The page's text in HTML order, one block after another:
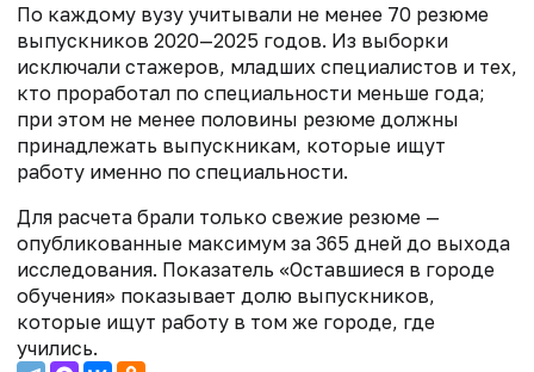
По каждому вузу учитывали не менее 70 резюме
выпускников 2020—2025 годов. Из выборки
исключали стажеров, младших специалистов и тех,
кто проработал по специальности меньше года;
при этом не менее половины резюме должны
принадлежать выпускникам, которые ищут
работу именно по специальности.
Для расчета брали только свежие резюме —
опубликованные максимум за 365 дней до выхода
исследования. Показатель «Оставшиеся в городе
обучения» показывает долю выпускников,
которые ищут работу в том же городе, где
учились.